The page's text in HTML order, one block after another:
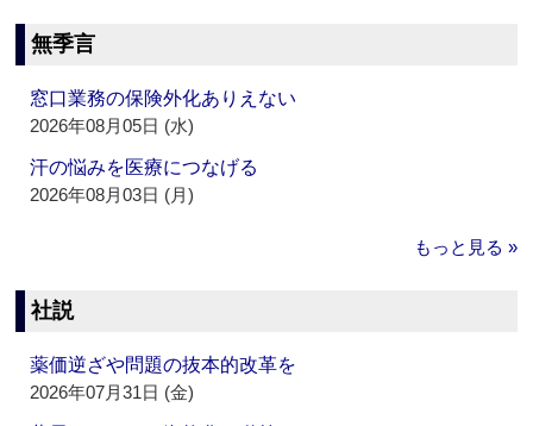
無季言
窓口業務の保険外化ありえない
2026年08月05日 (水)
汗の悩みを医療につなげる
2026年08月03日 (月)
もっと見る »
社説
薬価逆ざや問題の抜本的改革を
2026年07月31日 (金)